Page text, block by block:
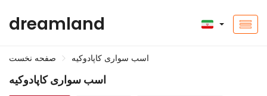
dreamland
صفحه نخست اسب سواری کاپادوکیه
اسب سواری کاپادوکیه